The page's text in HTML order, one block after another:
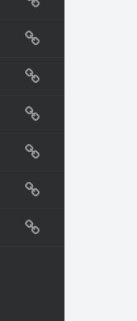
生活
直播
动漫
电影
教程
纪录片